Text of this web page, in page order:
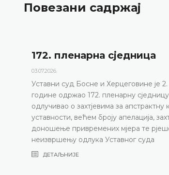
Повезани садржај
172. пленарна сједницa
03.07.2026.
Уставни суд Босне и Херцеговине је 2.
године одржао 172. пленарну сједницу
одлучивао о захтјевима за апстрактну
уставности, већем броју апелација,
доношење привремених мјера те
неизвршењу одлука Уставног суда
ДЕТАЉНИЈЕ